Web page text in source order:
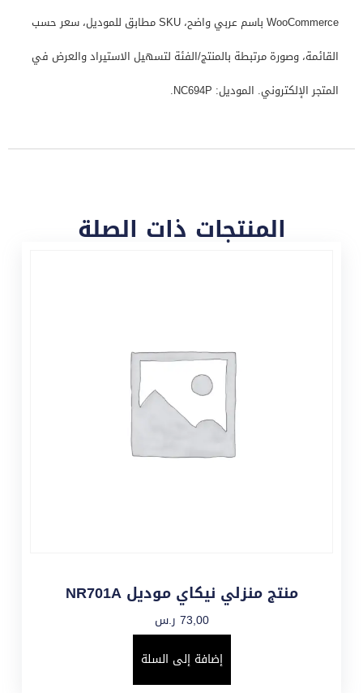
WooCommerce باسم عربي واضح، SKU مطابق للموديل، سعر حسب
القائمة، وصورة مرتبطة بالمنتج/الفئة لتسهيل الاستيراد والعرض في
المتجر الإلكتروني. الموديل: NC694P.
المنتجات ذات الصلة
منتج منزلي نيكاي موديل NR701A
73,00 ر.س
إضافة إلى السلة